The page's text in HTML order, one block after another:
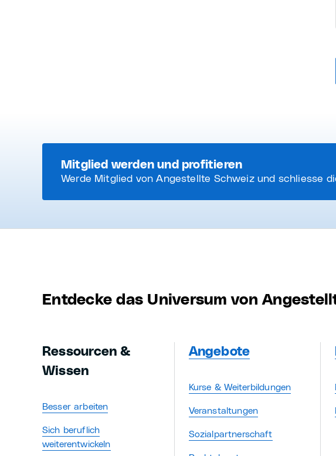
Mitglied werden und profitieren
Werde Mitglied von Angestellte Schweiz und schliesse
Entdecke das Universum von
Ressourcen &
Wissen
Besser arbeiten
Sich beruflich
weiterentwickeln
Angebote
Kurse & Weiterbildungen
Veranstaltungen
Sozialpartnerschaft